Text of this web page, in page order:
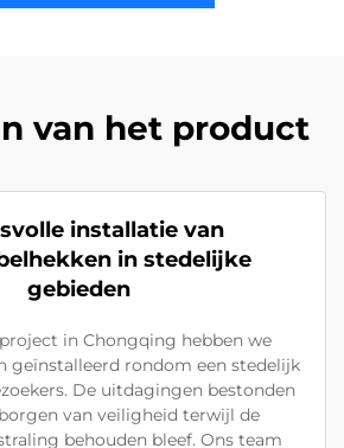
van het product
installatie van
in stedelijke
gebieden
in Chongqing hebben we
geïnstalleerd rondom een stedelijk
De uitdagingen bestonden
van veiligheid terwijl de
behouden bleef. Ons team